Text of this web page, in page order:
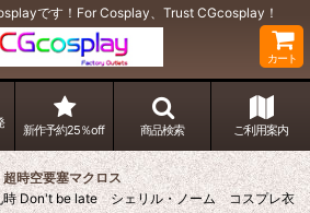
です！For Cosplay、Trust CGcosplay！
カート
新作予約25％off 商品検索 ご利用案内
超時空要塞マクロス
Don't be late シェリル・ノーム コスプレ衣